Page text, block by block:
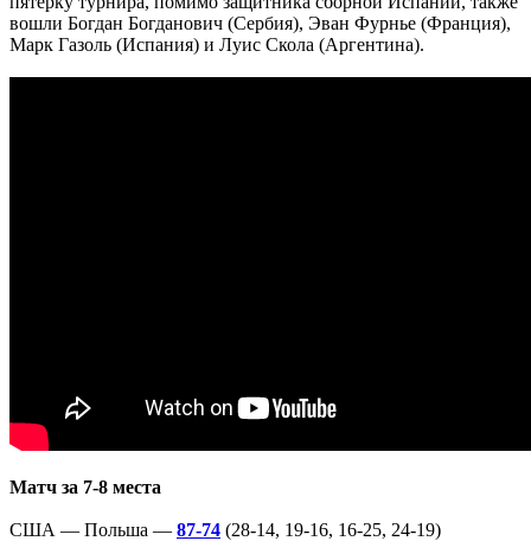
вошли Богдан Богданович (Сербия), Эван Фурнье (Франция),
Марк Газоль (Испания) и Луис Скола (Аргентина).
Матч за 7-8 места
США — Польша — 87-74 (28-14, 19-16, 16-25, 24-19)